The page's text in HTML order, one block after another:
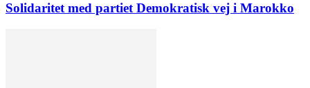
Solidaritet med partiet Demokratisk vej i Marokko